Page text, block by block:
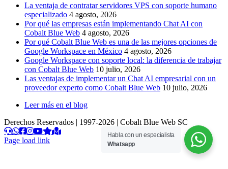
La ventaja de contratar servidores VPS con soporte humano
especializado 4 agosto, 2026
Por qué las empresas están implementando Chat AI con
Cobalt Blue Web 4 agosto, 2026
Por qué Cobalt Blue Web es una de las mejores opciones de
Google Workspace en México 4 agosto, 2026
Google Workspace con soporte local: la diferencia de trabajar
con Cobalt Blue Web 10 julio, 2026
Las ventajas de implementar un Chat AI empresarial con un
proveedor experto como Cobalt Blue Web 10 julio, 2026
Leer más en el blog
Derechos Reservados | 1997-2026 | Cobalt Blue Web SC
Page load link
Habla con un especialista
Whatsapp